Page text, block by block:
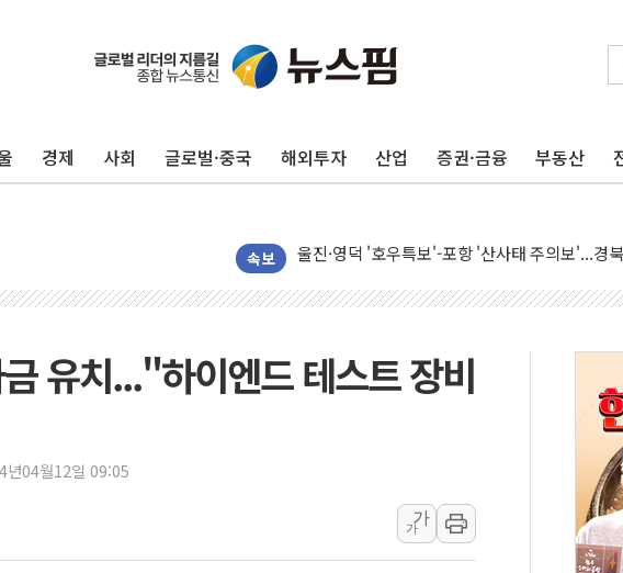
경제 사회 글로벌·중국 해외투자 산업 증권·금융 부동산
속보
포항시 재난예산 40억 긴급 투입…고수온 양식
울진·영덕 '호우특보'-포항 '산사태 주의보'...경
인천 합동연설회 나선 송영길·정청래·김민석
김민석, 2주차 제주·인천 경선서 정청래에 승
[속보] 민주, 제주·인천 경선 결과 발표...김민
[속보] 민주, 인천 경선 결과 발표...김민석
[속보] 민주, 제주 경선 결과 발표...김민석
이번주 국내 주요 금융일정(8.10~8.14)
유치..."하이엔드 테스트 장비
년04월12일 09:05
가
가